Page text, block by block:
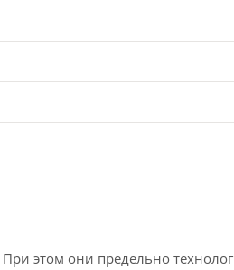
При этом они предельно